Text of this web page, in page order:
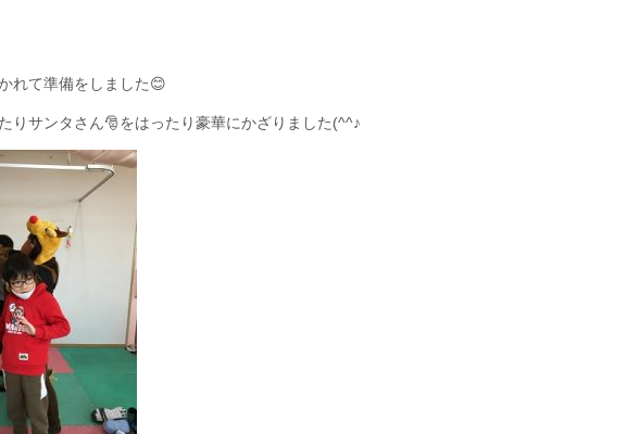
れて準備をしました😊
りサンタさん🎅をはったり豪華にかざりました(^^♪